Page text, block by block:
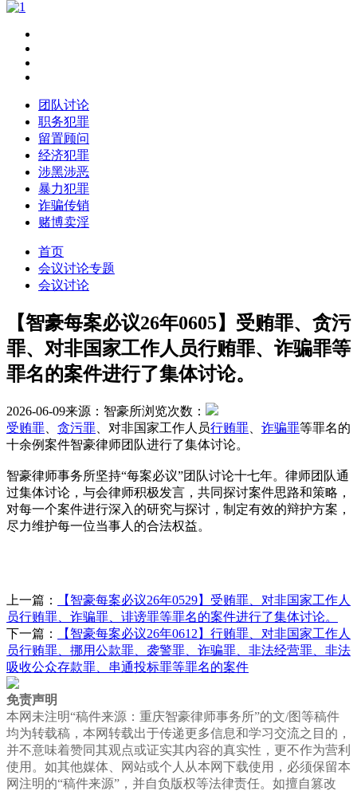
团队讨论
职务犯罪
留置顾问
经济犯罪
涉黑涉恶
暴力犯罪
诈骗传销
赌博卖淫
首页
会议讨论专题
会议讨论
【智豪每案必议26年0605】受贿罪、贪污
罪、对非国家工作人员行贿罪、诈骗罪等
罪名的案件进行了集体讨论。
2026-06-09来源：智豪所浏览次数：
受贿罪
贪污罪 、对非国家工作人员行贿罪 诈骗罪等罪名的
十余例案件智豪律师团队进行了集体讨论。
智豪律师事务所坚持“每案必议”团队讨论十七年。律师团队通
过集体讨论，与会律师积极发言，共同探讨案件思路和策略，
对每一个案件进行深入的研究与探讨，制定有效的辩护方案，
尽力维护每一位当事人的合法权益。
上一篇：
【智豪每案必议26年0529】受贿罪、对非国家工作人
员行贿罪、诈骗罪、诽谤罪等罪名的案件进行了集体讨论。
下一篇：
【智豪每案必议26年0612】行贿罪、对非国家工作人
员行贿罪、挪用公款罪、袭警罪、诈骗罪、非法经营罪、非法
吸收公众存款罪、串通投标罪等罪名的案件
免责声明
本网未注明“稿件来源：重庆智豪律师事务所”的文/图等稿件
均为转载稿，本网转载出于传递更多信息和学习交流之目的，
并不意味着赞同其观点或证实其内容的真实性，更不作为营利
使用。如其他媒体、网站或个人从本网下载使用，必须保留本
网注明的“稿件来源”，并自负版权等法律责任。如擅自篡改